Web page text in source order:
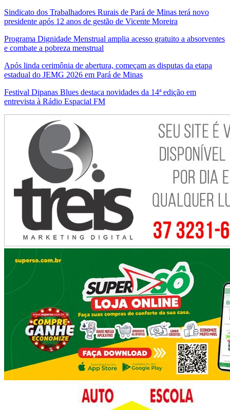
Sindicato dos Trabalhadores Rurais de Pará de Minas terá novo
presidente após 12 anos de gestão de Vicente Moreira
Programa Dignidade Menstrual amplia acesso gratuito a absorventes
e combate a pobreza menstrual
Após linda cerimônia de abertura, começam as disputas da etapa
estadual do JEMG 2026 em Pará de Minas
Festival Dipanas Blues destaca novidades da 14ª edição em
entrevista à Rádio Espacial FM